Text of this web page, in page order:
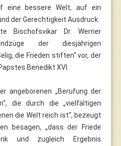
eine bessere Welt, auf ein
der Gerechtigkeit Ausdruck.
Bischofsvikar Dr. Werner
der diesjährigen
die Frieden stiften“ vor, der
Benedikt XVI.
angeborenen „Berufung der
die durch die „vielfältigen
die Welt reich ist“, bezeugt
besagen, „dass der Friede
und zugleich Ergebnis